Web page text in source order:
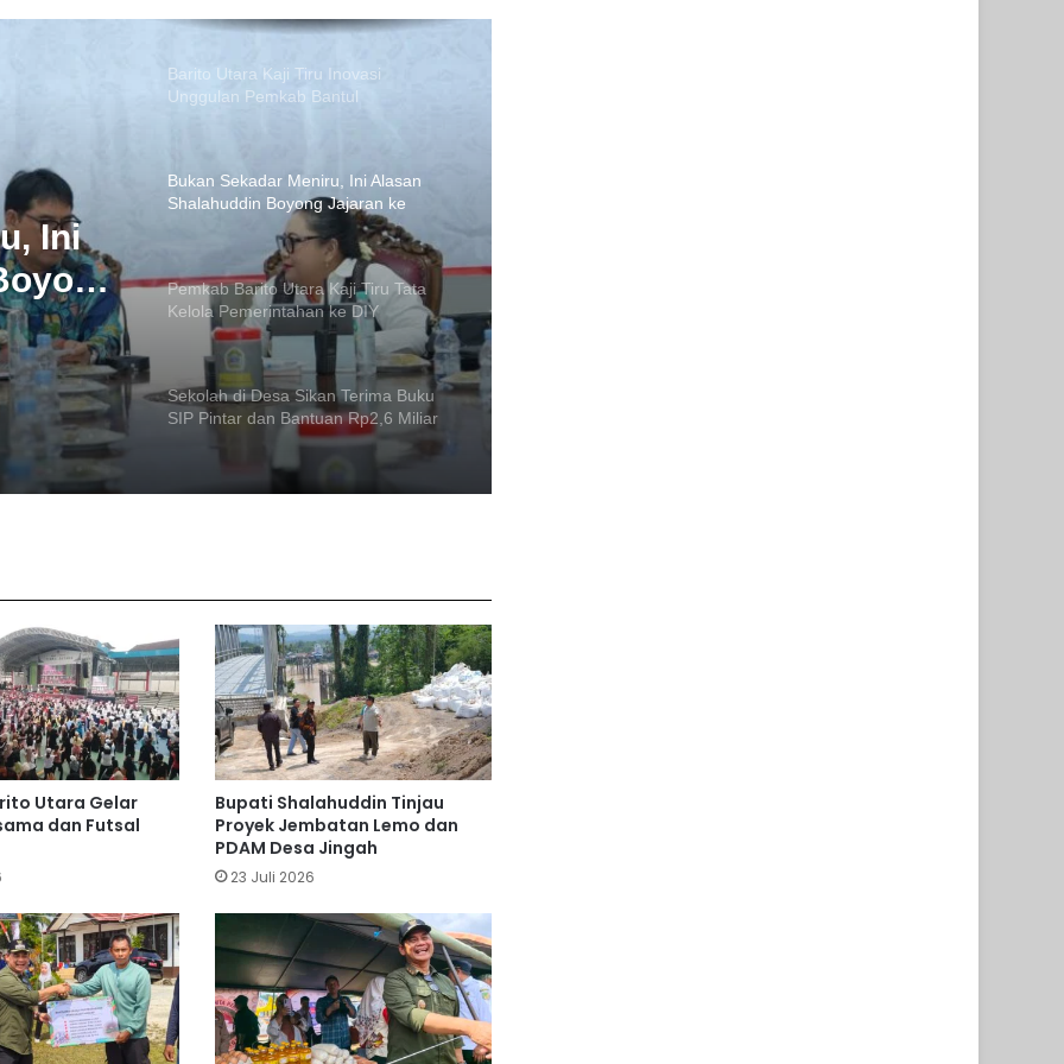
Ini
Bukan Sekadar Meniru, Ini Alasan
Shalahuddin Boyong Jajaran ke
Pemkab Barito Utara Kaji Tiru Tata
Kelola Pemerintahan ke DIY
Sekolah di Desa Sikan Terima Buku
SIP Pintar dan Bantuan Rp2,6 Miliar
Barito Utara Sinergi dengan BNPB
Cegah Asap
Instruksikan Langkah Cepat Jamin
Pasokan Air PDAM
Program SIP Pintar Barito Utara
Sentuh Anak Kota hingga Pedalaman
Kapan Pemadaman Listrik di Barito
Utara Berakhir? Ini Penjelasan PLN
Buka MTQH, Bupati Shalahuddin
Tekankan Nilai-Nilai Al-Quran
Barito Utara Kaji Tiru Inovasi
Utara Gelar
dan Futsal
Bupati Shalahuddin Tinjau
Proyek Jembatan Lemo dan
PDAM Desa Jingah
23 Juli 2026